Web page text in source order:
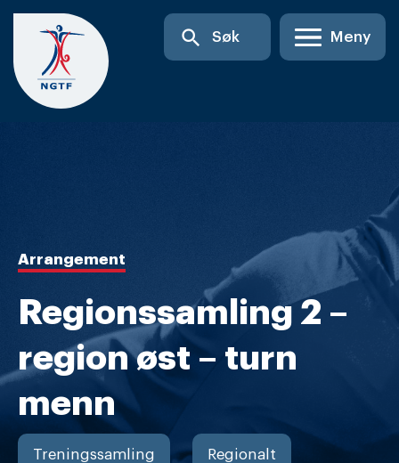
Skip
content
search Søk Meny
Arrangement
Regionssamling 2 –
region øst – turn
menn
Treningssamling Regionalt